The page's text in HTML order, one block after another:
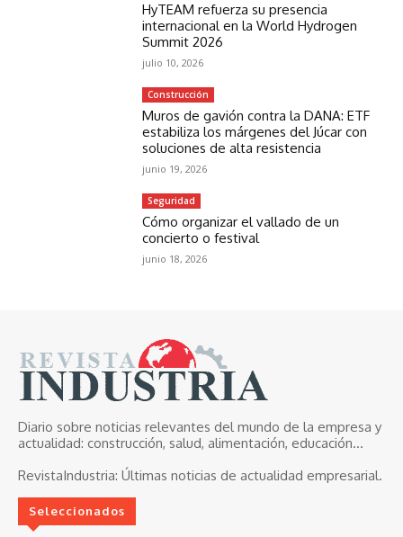
HyTEAM refuerza su presencia
internacional en la World Hydrogen
Summit 2026
julio 10, 2026
Construcción
Muros de gavión contra la DANA: ETF
estabiliza los márgenes del Júcar con
soluciones de alta resistencia
junio 19, 2026
Seguridad
Cómo organizar el vallado de un
concierto o festival
junio 18, 2026
Diario sobre noticias relevantes del mundo de la empresa y
actualidad: construcción, salud, alimentación, educación...
RevistaIndustria: Últimas noticias de actualidad empresarial.
Seleccionados